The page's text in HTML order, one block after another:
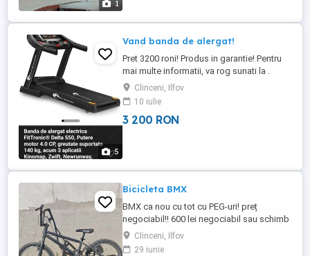
1
5
Vand banda de alergat!
Pret 3200 roni! Produs in garantie! Pentru
mai multe informatii, va rog sunati la .
Clinceni, Ilfov
10 iulie
3 200 RON
Bicicleta BMX
BMX ca nou cu tot cu PEG-uri! preț
negociabil!! 600 lei negociabil sau schimb
cu kukirin G2, G2 Max, G2 Master, G4 plus
diferența din partea mea are foarte puține
Clinceni, Ilfov
29 iunie